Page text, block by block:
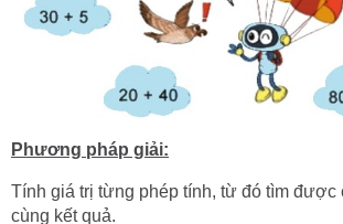
Phương pháp giải:
Tính giá trị từng phép tính, từ đó tìm được
cùng kết quả.